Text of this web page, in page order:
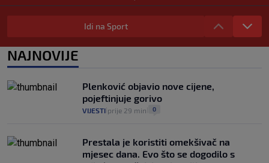
Uzgajivač objasnio zašto kilogram
rajčica košta deset eura: "Nećete ih
vidjeti na akcijama u trgovinama"
8
Evo aktualnih cijena i nekoliko savjeta
da prođe što lakše i jeftinije
VIJESTI 2. kol. 0
Idi na Sport
NAJNOVIJE
Plenković objavio nove cijene,
pojeftinjuje gorivo
VIJESTI prije 29 min 0
Prestala je koristiti omekšivač na
mjesec dana. Evo što se dogodilo s